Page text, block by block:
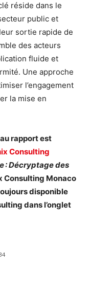
réside dans le
public et
sortie rapide de
des acteurs
fluide et
Une approche
l’engagement
la mise en
rapport est
Consulting
: Décryptage des
Consulting Monaco
disponible
dans l’onglet